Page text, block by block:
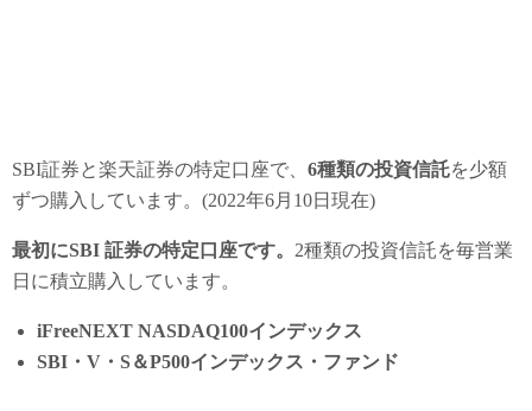
SBI証券と楽天証券の特定口座で、 6種類の投資信託を少額
ずつ購入しています。(2022年6月10日現在)
最初にSBI 証券の特定口座です。 2種類の投資信託を毎営業
日に積立購入しています。
iFreeNEXT NASDAQ100インデックス
SBI・V・S＆P500インデックス・ファンド